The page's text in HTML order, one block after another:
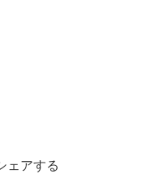
ェアする